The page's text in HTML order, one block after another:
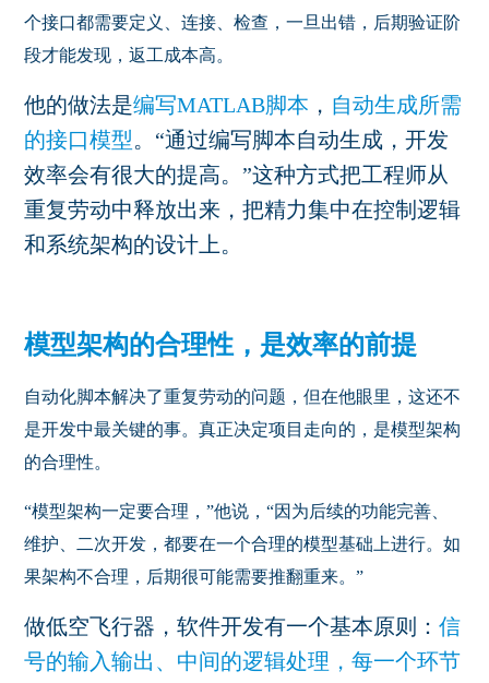
个接口都需要定义、连接、检查，一旦出错，后期验证阶
段才能发现，返工成本高。
他的做法是编写MATLAB脚本 ， 自动生成所需
的接口模型。“通过编写脚本自动生成，开发
效率会有很大的提高。”这种方式把工程师从
重复劳动中释放出来，把精力集中在控制逻辑
和系统架构的设计上。
模型架构的合理性，是效率的前提
自动化脚本解决了重复劳动的问题，但在他眼里，这还不
是开发中最关键的事。真正决定项目走向的，是模型架构
的合理性。
“模型架构一定要合理，”他说，“因为后续的功能完善、
维护、二次开发，都要在一个合理的模型基础上进行。如
果架构不合理，后期很可能需要推翻重来。”
做低空飞行器，软件开发有一个基本原则：信
号的输入输出、中间的逻辑处理，每一个环节